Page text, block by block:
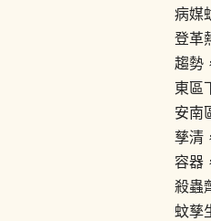
病媒
登革
趨勢
東區
安南
孳清
容器
殺蟲
蚊孳